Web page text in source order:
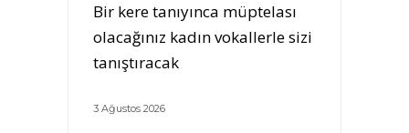
Bir kere tanıyınca müptelası
olacağınız kadın vokallerle sizi
tanıştıracak
3 Ağustos 2026